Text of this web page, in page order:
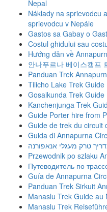
Nepal
Náklady na sprievodcu
sprievodcu v Nepále
Gastos sa Gabay o
Costul ghidului sau
Hướng dẫn về
안나푸르나 베이스캠프
Panduan Trek
Tilicho Lake Trek Guide
Gosaikunda Trek Guide
Kanchenjunga Trek
Guide Porter hire from
Guide de trek du circuit
Guida di Annapurna
טרק מעגלי אנאפורנה
Przewodnik po szlaku
Путеводитель по
Guía de Annapurna
Panduan Trek Sirkuit
Manaslu Trek Guide au
Manaslu Trek